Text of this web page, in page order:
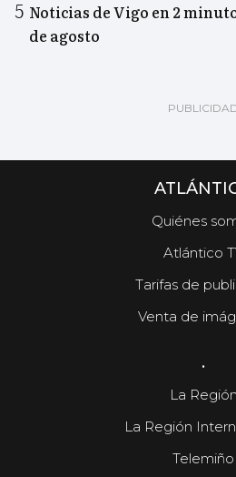
Noticias de Vigo en 2
de agosto
Quiénes
Atlántico
Tarifas de
Venta de
.
La Región
La Región
Telemiño